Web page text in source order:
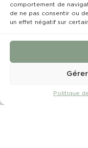
comportement de
de ne pas consentir ou
un effet négatif sur
Politique